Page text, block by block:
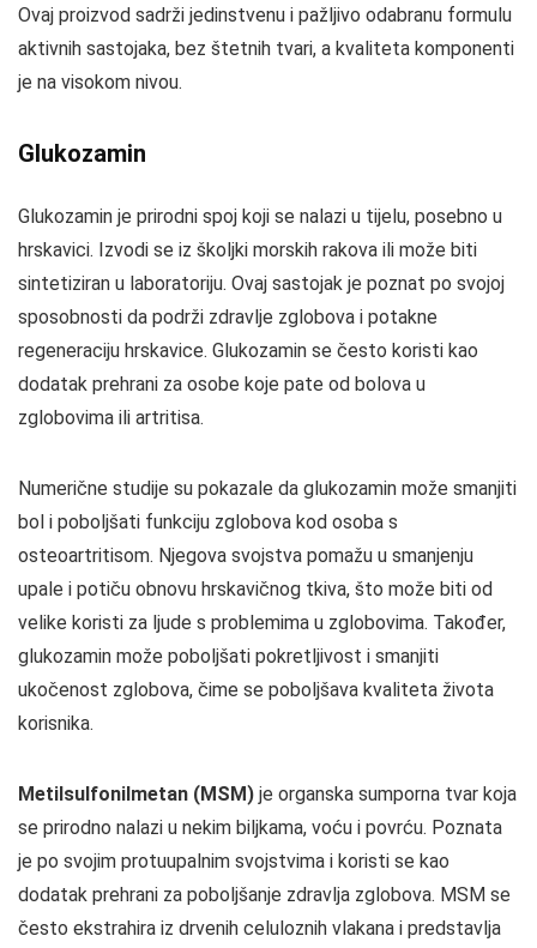
Ovaj proizvod sadrži jedinstvenu i pažljivo odabranu formulu
aktivnih sastojaka, bez štetnih tvari, a kvaliteta komponenti
je na visokom nivou.
Glukozamin
Glukozamin je prirodni spoj koji se nalazi u tijelu, posebno u
hrskavici. Izvodi se iz školjki morskih rakova ili može biti
sintetiziran u laboratoriju. Ovaj sastojak je poznat po svojoj
sposobnosti da podrži zdravlje zglobova i potakne
regeneraciju hrskavice. Glukozamin se često koristi kao
dodatak prehrani za osobe koje pate od bolova u
zglobovima ili artritisa.
Numerične studije su pokazale da glukozamin može smanjiti
bol i poboljšati funkciju zglobova kod osoba s
osteoartritisom. Njegova svojstva pomažu u smanjenju
upale i potiču obnovu hrskavičnog tkiva, što može biti od
velike koristi za ljude s problemima u zglobovima. Također,
glukozamin može poboljšati pokretljivost i smanjiti
ukočenost zglobova, čime se poboljšava kvaliteta života
korisnika.
Metilsulfonilmetan (MSM) je organska sumporna tvar koja
se prirodno nalazi u nekim biljkama, voću i povrću. Poznata
je po svojim protuupalnim svojstvima i koristi se kao
dodatak prehrani za poboljšanje zdravlja zglobova. MSM se
često ekstrahira iz drvenih celuloznih vlakana i predstavlja